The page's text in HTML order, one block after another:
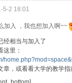
5-2 18:01
加入 ，我也想加入啊~~
经相当与加入了
这里：
章，或看看大学的教学指